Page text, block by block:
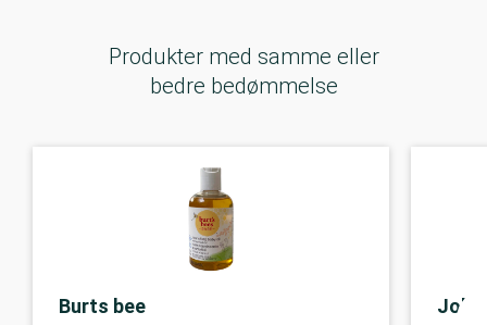
Produkter med samme eller
bedre bedømmelse
Burts bee